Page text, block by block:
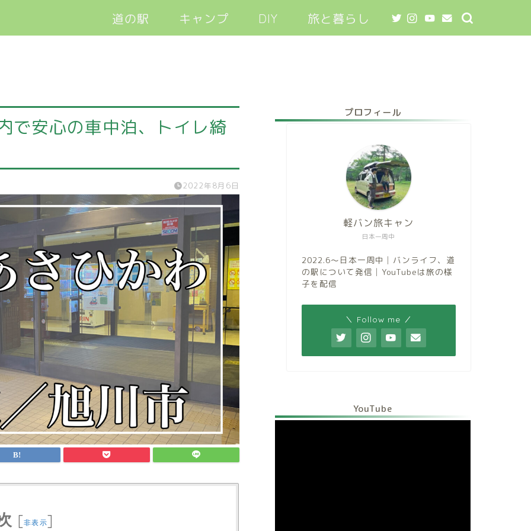
道の駅 キャンプ DIY 旅と暮らし
で安心の車中泊、トイレ綺
2022年8月6日
[非表示]
プロフィール
日本一周中
軽バン旅キャン
2022.6～日本一周中│バンライフ、道
の駅について発信│YouTubeは旅の様
子を配信
＼ Follow me ／
YouTube